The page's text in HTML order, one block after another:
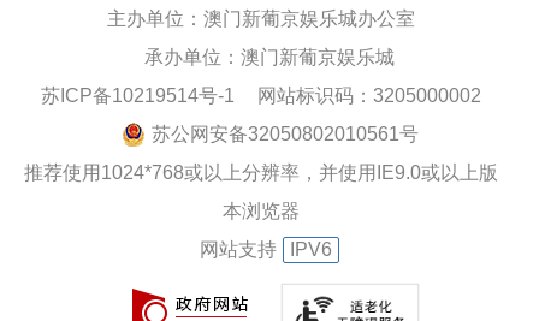
主办单位：澳门新葡京娱乐城办公室
承办单位：澳门新葡京娱乐城
苏ICP备10219514号-1
网站标识码：3205000002
苏公网安备32050802010561号
推荐使用1024*768或以上分辨率，并使用IE9.0或以上版
本浏览器
网站支持
IPV6